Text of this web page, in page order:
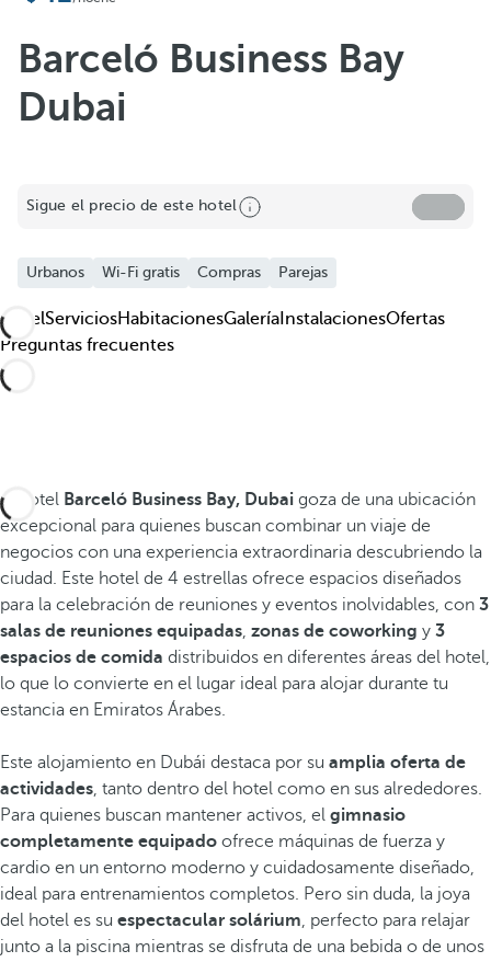
Barceló Business Bay
Dubai
Sigue el precio de este hotel
Urbanos Wi-Fi gratis Compras Parejas
HotelServiciosHabitacionesGalería InstalacionesOfertas
Preguntas frecuentes
El hotel Barceló Business Bay, Dubai goza de una ubicación
excepcional para quienes buscan combinar un viaje de
negocios con una experiencia extraordinaria descubriendo la
ciudad. Este hotel de 4 estrellas ofrece espacios diseñados
para la celebración de reuniones y eventos inolvidables, con 3
salas de reuniones equipadas, zonas de coworking y 3
espacios de comida distribuidos en diferentes áreas del hotel,
lo que lo convierte en el lugar ideal para alojar durante tu
estancia en Emiratos Árabes.
Este alojamiento en Dubái destaca por su amplia oferta de
actividades, tanto dentro del hotel como en sus alrededores.
Para quienes buscan mantener activos, el gimnasio
completamente equipado ofrece máquinas de fuerza y
cardio en un entorno moderno y cuidadosamente diseñado,
ideal para entrenamientos completos. Pero sin duda, la joya
del hotel es su espectacular solárium, perfecto para relajar
junto a la piscina mientras se disfruta de una bebida o de unos